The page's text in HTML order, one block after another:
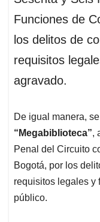
Funciones de
los delitos de
requisitos
agravado.
De igual manera,
“Megabiblioteca”,
Penal del Circuito
Bogotá, por los
requisitos legales y
público.